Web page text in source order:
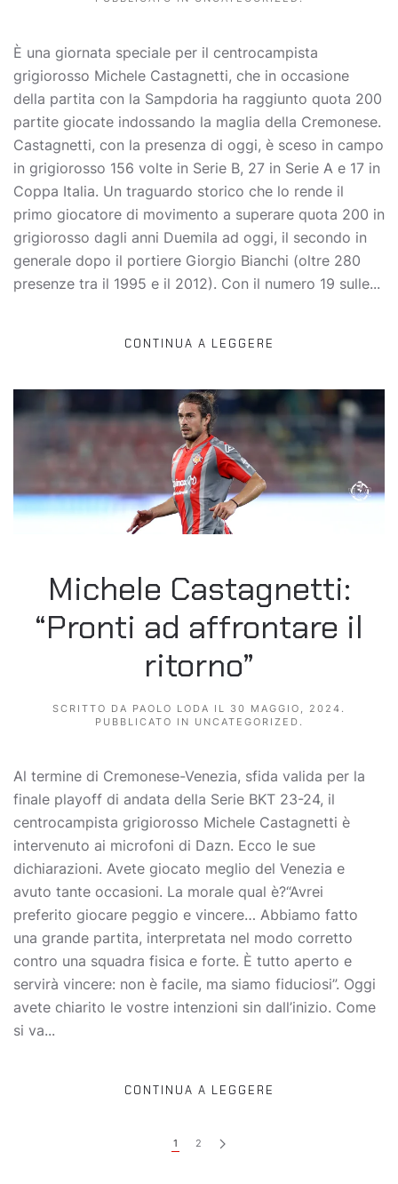
È una giornata speciale per il centrocampista
grigiorosso Michele Castagnetti, che in occasione
della partita con la Sampdoria ha raggiunto quota 200
partite giocate indossando la maglia della Cremonese.
Castagnetti, con la presenza di oggi, è sceso in campo
in grigiorosso 156 volte in Serie B, 27 in Serie A e 17 in
Coppa Italia. Un traguardo storico che lo rende il
primo giocatore di movimento a superare quota 200 in
grigiorosso dagli anni Duemila ad oggi, il secondo in
generale dopo il portiere Giorgio Bianchi (oltre 280
presenze tra il 1995 e il 2012). Con il numero 19 sulle...
CONTINUA A LEGGERE
Michele Castagnetti:
“Pronti ad affrontare il
ritorno”
SCRITTO DA PAOLO LODA IL 30 MAGGIO, 2024 .
PUBBLICATO IN UNCATEGORIZED .
Al termine di Cremonese-Venezia, sfida valida per la
finale playoff di andata della Serie BKT 23-24, il
centrocampista grigiorosso Michele Castagnetti è
intervenuto ai microfoni di Dazn. Ecco le sue
dichiarazioni. Avete giocato meglio del Venezia e
avuto tante occasioni. La morale qual è?“Avrei
preferito giocare peggio e vincere… Abbiamo fatto
una grande partita, interpretata nel modo corretto
contro una squadra fisica e forte. È tutto aperto e
servirà vincere: non è facile, ma siamo fiduciosi”. Oggi
avete chiarito le vostre intenzioni sin dall’inizio. Come
si va...
CONTINUA A LEGGERE
1 2